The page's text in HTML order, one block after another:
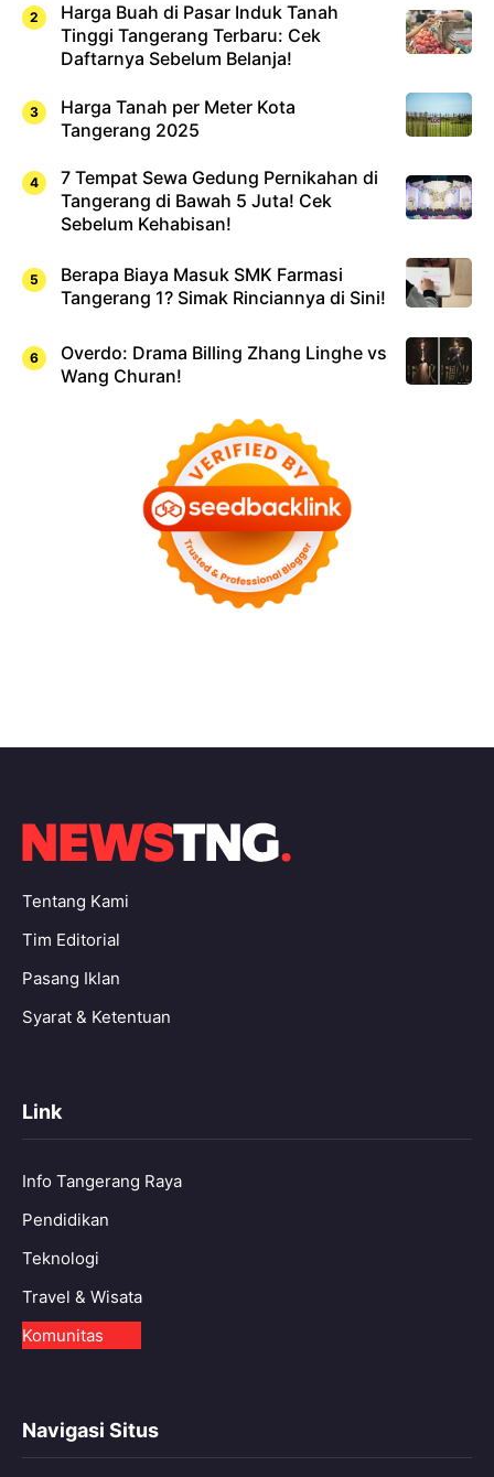
Harga Buah di Pasar Induk Tanah
Tinggi Tangerang Terbaru: Cek
Daftarnya Sebelum Belanja!
Harga Tanah per Meter Kota
Tangerang 2025
7 Tempat Sewa Gedung Pernikahan di
Tangerang di Bawah 5 Juta! Cek
Sebelum Kehabisan!
Berapa Biaya Masuk SMK Farmasi
Tangerang 1? Simak Rinciannya di Sini!
Overdo: Drama Billing Zhang Linghe vs
Wang Churan!
Tentang Kami
Tim Editorial
Pasang Iklan
Syarat & Ketentuan
Link
Info Tangerang Raya
Pendidikan
Teknologi
Travel & Wisata
Komunitas
Navigasi Situs